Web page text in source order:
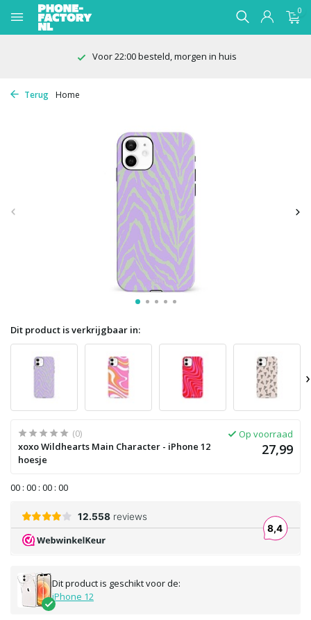
0
Voor 22:00 besteld, morgen in huis
Terug Home
Dit product is verkrijgbaar in:
›
(0)
xoxo Wildhearts Main Character - iPhone 12
hoesje
Op voorraad
27,99
00 : 00 : 00 : 00
Dit product is geschikt voor de:
iPhone 12